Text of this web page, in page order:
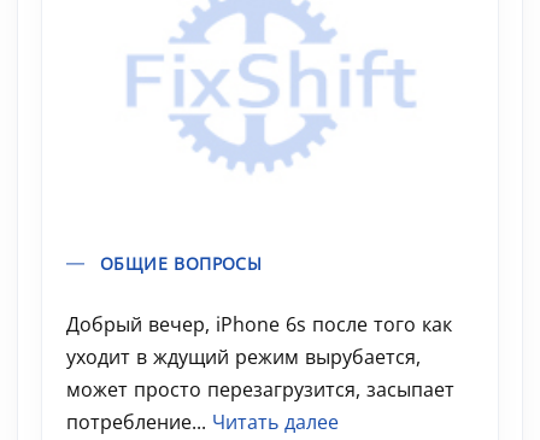
ОБЩИЕ ВОПРОСЫ
Добрый вечер, iPhone 6s после того как
уходит в ждущий режим вырубается,
может просто перезагрузится, засыпает
потребление... Читать далее